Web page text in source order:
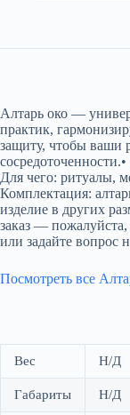
Алтарь око —
практик,
защиту, чтобы ваши
Для чего: ритуалы,
Комплектация:
изделие в других
заказ —
или задайте вопрос
Посмотреть все
Вес Н/Д
Габариты Н/Д